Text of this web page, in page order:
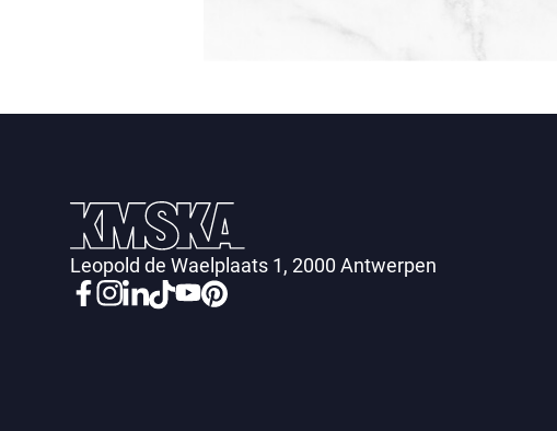
Leopold de Waelplaats 1, 2000 Antwerpen